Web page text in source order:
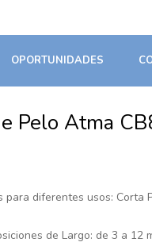
OPORTUNIDADES
Pelo Atma
para diferentes usos: Corta
de Largo: de 3 a 12